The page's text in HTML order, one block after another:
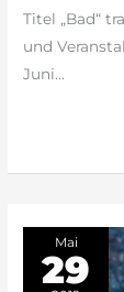
Titel „Bad“
und
Juni…
Mai
29